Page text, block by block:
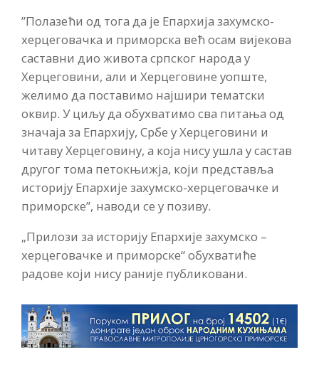
”Полазећи од тога да је Епархија захумско-
херцеговачка и приморска већ осам вијекова
саставни дио живота српског народа у
Херцеговини, али и Херцеговине уопште,
желимо да поставимо најшири тематски
оквир. У циљу да обухватимо сва питања од
значаја за Епархију, Србе у Херцеговини и
читаву Херцеговину, а која нису ушла у састав
другог тома петокњижја, који представља
историју Епархије захумско-херцеговачке и
приморске”, наводи се у позиву.
„Прилози за историју Епархије захумско –
херцеговачке и приморске“ обухватиће
радове који нису раније публиковани.